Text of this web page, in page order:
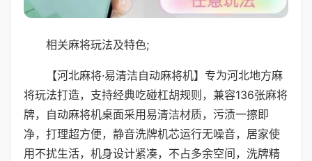
相关麻将玩法及特色;
【河北麻将·易清洁自动麻将机】专为河北地方麻
将玩法打造，支持经典吃碰杠胡规则，兼容136张麻将
牌，自动麻将机桌面采用易清洁材质，污渍一擦即
净，打理超方便，静音洗牌机芯运行无噪音，居家使
用不扰生活，机身设计紧凑，不占多余空间，洗牌精